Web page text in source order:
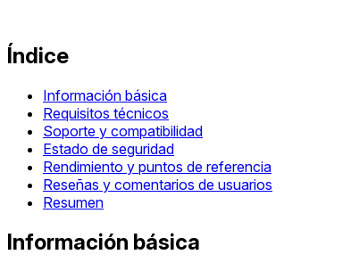
Índice
Información básica
Requisitos técnicos
Soporte y compatibilidad
Estado de seguridad
Rendimiento y puntos de referencia
Reseñas y comentarios de usuarios
Resumen
Información básica